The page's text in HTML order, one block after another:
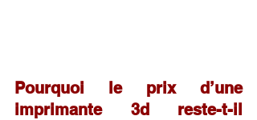
Pourquoi le prix d’une
imprimante 3d reste-t-il